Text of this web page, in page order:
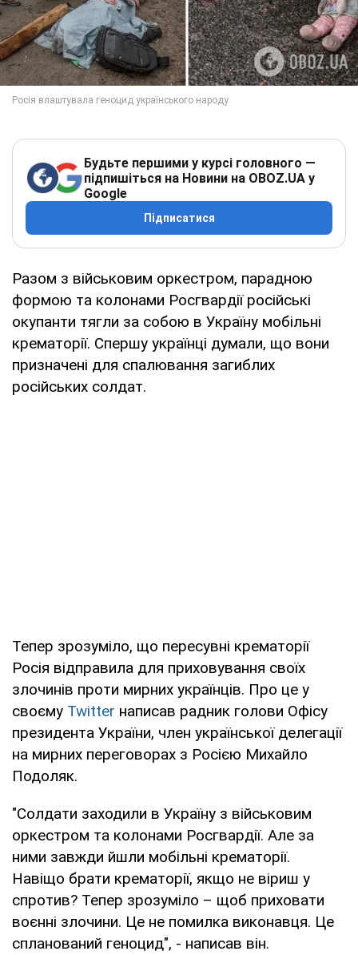
Будьте першими у курсі головного —
підпишіться на Новини на OBOZ.UA у
Google
Підписатися
Разом з військовим оркестром, парадною
формою та колонами Росгвардії російські
окупанти тягли за собою в Україну мобільні
крематорії. Спершу українці думали, що вони
призначені для спалювання загиблих
російських солдат.
Тепер зрозуміло, що пересувні крематорії
Росія відправила для приховування своїх
злочинів проти мирних українців. Про це у
своєму Twitter написав радник голови Офісу
президента України, член української делегації
на мирних переговорах з Росією Михайло
Подоляк.
"Солдати заходили в Україну з військовим
оркестром та колонами Росгвардії. Але за
ними завжди йшли мобільні крематорії.
Навіщо брати крематорії, якщо не віриш у
спротив? Тепер зрозуміло – щоб приховати
воєнні злочини. Це не помилка виконавця. Це
спланований геноцид", - написав він.